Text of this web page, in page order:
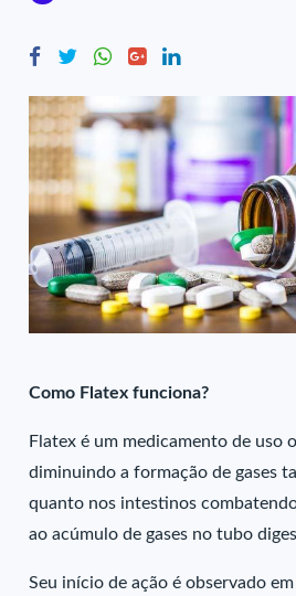
Como Flatex funciona?
Flatex é um medicamento de uso
diminuindo a formação de gases
quanto nos intestinos
ao acúmulo de gases no tubo
Seu início de ação é observado